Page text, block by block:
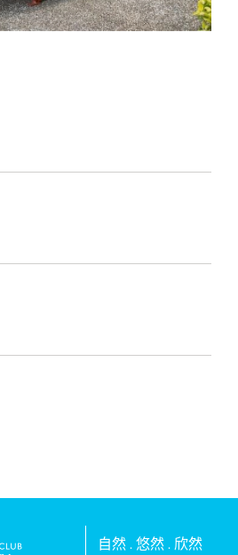
自然 . 悠然 . 欣然